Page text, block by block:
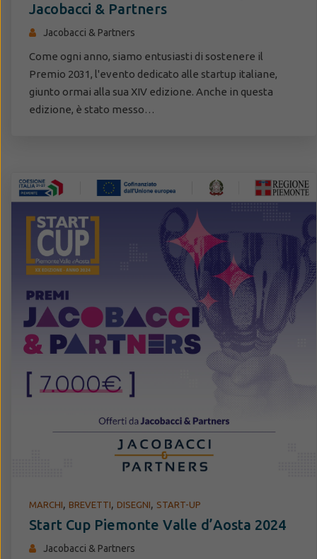
Jacobacci & Partners
Jacobacci & Partners
Come ogni anno, siamo entusiasti di sostenere il
Premio 2031, l'evento dedicato alle startup italiane,
giunto ormai alla sua XIV edizione. Anche in questa
edizione, è stato messo…
MARCHI, BREVETTI, DISEGNI, START-UP
Start Cup Piemonte Valle d’Aosta 2024
Jacobacci & Partners